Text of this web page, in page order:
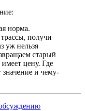
норма.
получи
уж нельзя
старый
цену. Где
значение и чему-